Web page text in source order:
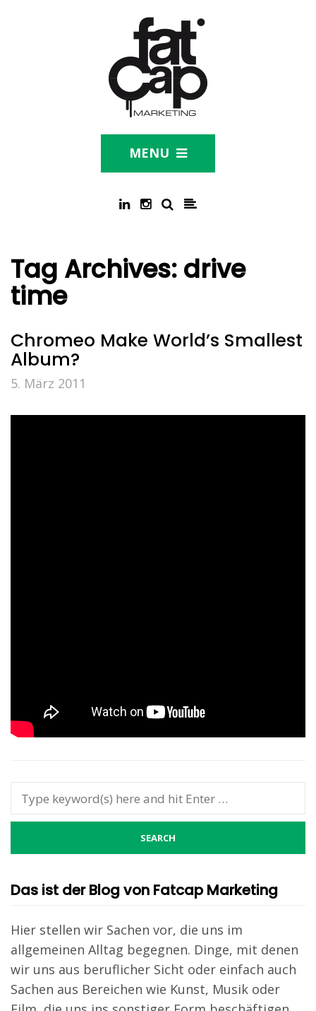
MENU
Tag Archives: drive
time
Chromeo Make World’s Smallest
Album?
5. März 2011
Das ist der Blog von Fatcap Marketing
Hier stellen wir Sachen vor, die uns im
allgemeinen Alltag begegnen. Dinge, mit denen
wir uns aus beruflicher Sicht oder einfach auch
Sachen aus Bereichen wie Kunst, Musik oder